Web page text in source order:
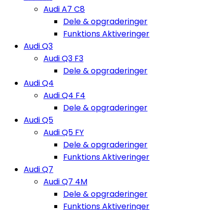
Audi A7 C8
Dele & opgraderinger
Funktions Aktiveringer
Audi Q3
Audi Q3 F3
Dele & opgraderinger
Audi Q4
Audi Q4 F4
Dele & opgraderinger
Audi Q5
Audi Q5 FY
Dele & opgraderinger
Funktions Aktiveringer
Audi Q7
Audi Q7 4M
Dele & opgraderinger
Funktions Aktiveringer